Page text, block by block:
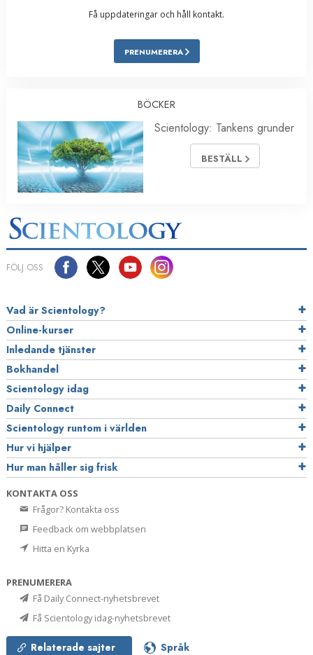
Få uppdateringar och håll kontakt.
PRENUMERERA
BÖCKER
Scientology: Tankens grunder
BESTÄLL
FÖLJ OSS
Vad är Scientology?
Online-kurser
Inledande tjänster
Bokhandel
Scientology idag
Daily Connect
Scientology runtom i världen
Hur vi hjälper
Hur man håller sig frisk
KONTAKTA OSS
Frågor? Kontakta oss
Feedback om webbplatsen
Hitta en Kyrka
PRENUMERERA
Få Daily Connect-nyhetsbrevet
Få Scientology idag-nyhetsbrevet
Relaterade sajter Språk